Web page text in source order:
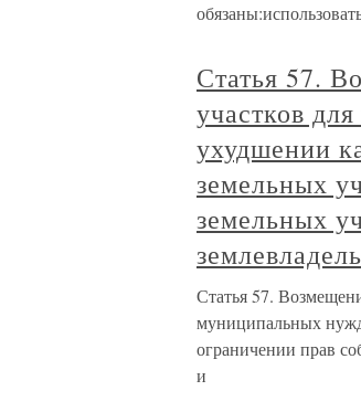
Статья 57.
участков
ухудшении
земельных
земельных
Статья 57.
муниципальных
ограничении прав
и